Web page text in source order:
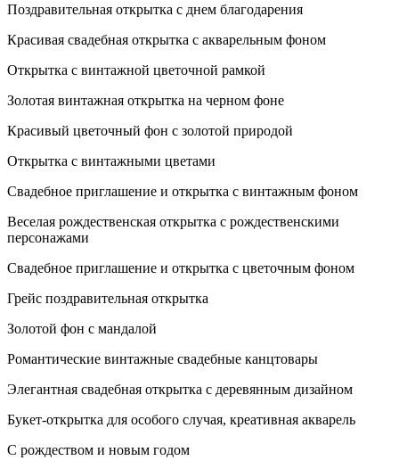
Поздравительная открытка с днем благодарения
Красивая свадебная открытка с акварельным фоном
Открытка с винтажной цветочной рамкой
Золотая винтажная открытка на черном фоне
Красивый цветочный фон с золотой природой
Открытка с винтажными цветами
Свадебное приглашение и открытка с винтажным фоном
Веселая рождественская открытка с рождественскими
персонажами
Свадебное приглашение и открытка с цветочным фоном
Грейс поздравительная открытка
Золотой фон с мандалой
Романтические винтажные свадебные канцтовары
Элегантная свадебная открытка с деревянным дизайном
Букет-открытка для особого случая, креативная акварель
С рождеством и новым годом